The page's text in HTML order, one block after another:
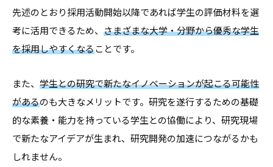
先述のとおり採用活動開始以降であれば学生の評価材料を選
考に活用できるため、 さまざまな大学・分野から優秀な学生
を採用しやすくなることです。
また、 学生との研究で新たなイノベーションが起こる可能性
があるのも大きなメリットです。研究を遂行するための基礎
的な素養・能力を持っている学生との協働により、研究現場
で新たなアイデアが生まれ、研究開発の加速につながるかも
しれません。